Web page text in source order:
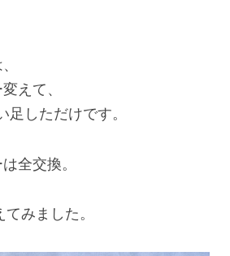
えて、
足しただけです。
全交換。
みました。